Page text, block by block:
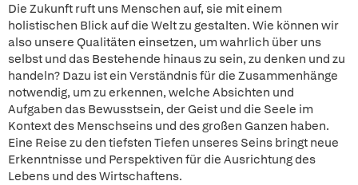
Die Zukunft ruft uns Menschen auf, sie mit einem
holistischen Blick auf die Welt zu gestalten. Wie können wir
also unsere Qualitäten einsetzen, um wahrlich über uns
selbst und das Bestehende hinaus zu sein, zu denken und zu
handeln? Dazu ist ein Verständnis für die Zusammenhänge
notwendig, um zu erkennen, welche Absichten und
Aufgaben das Bewusstsein, der Geist und die Seele im
Kontext des Menschseins und des großen Ganzen haben.
Eine Reise zu den tiefsten Tiefen unseres Seins bringt neue
Erkenntnisse und Perspektiven für die Ausrichtung des
Lebens und des Wirtschaftens.